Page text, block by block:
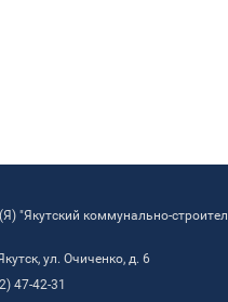
"Якутский коммунально-
ул. Очиченко, д. 6
47-42-31